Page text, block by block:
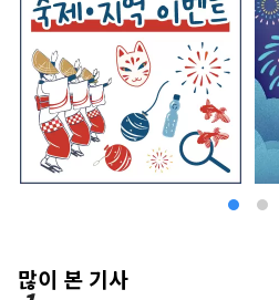
많이 본 기사